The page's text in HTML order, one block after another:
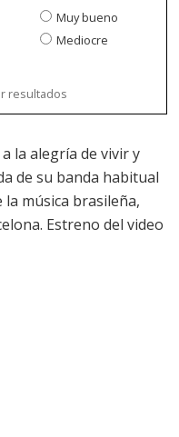
Muy bueno
Mediocre
resultados
la alegría de vivir y
de su banda habitual
música brasileña,
Estreno del video